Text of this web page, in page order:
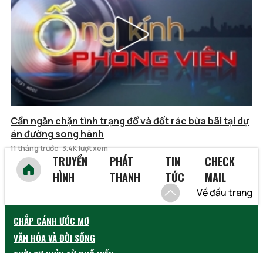
Cần ngăn chặn tình trạng đổ và đốt rác bừa bãi tại dự
án đường song hành
11 tháng trước 3.4K lượt xem
TRUYỀN
HÌNH
PHÁT
THANH
TIN
TỨC
CHECK
MAIL
Về đầu trang
CHẮP CÁNH ƯỚC MƠ
VĂN HÓA VÀ ĐỜI SỐNG